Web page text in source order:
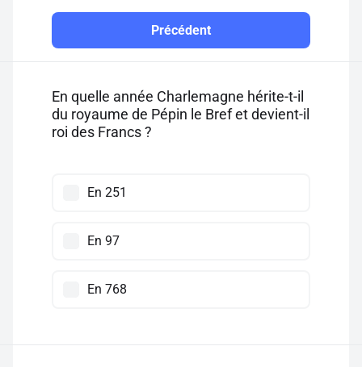
Précédent
En quelle année Charlemagne hérite-t-il
du royaume de Pépin le Bref et devient-il
roi des Francs ?
En 251
En 97
En 768